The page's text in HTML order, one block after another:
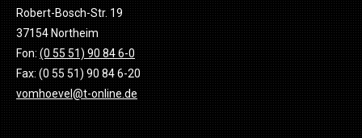
Robert-Bosch-Str. 19
37154 Northeim
Fon:(0 55 51) 90 84 6-0
Fax: (0 55 51) 90 84 6-20
vomhoevel@t-online.de